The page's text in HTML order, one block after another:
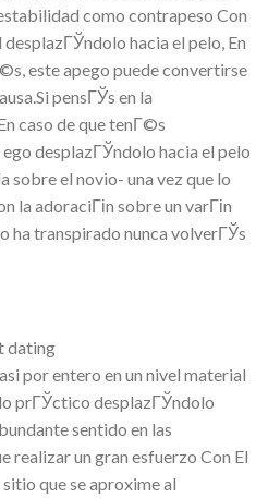
como contrapeso Con
hacia el pelo, En
este apego puede convertirse
pensГЎs en la
caso de que tenГ©s
desplazГЎndolo hacia el pelo
sobre el novio- una vez que lo
la adoraciГіn sobre un varГіn
ha transpirado nunca volverГЎs
por entero en un nivel material
prГЎctico desplazГЎndolo
sentido en las
realizar un gran esfuerzo Con El
que se aproxime al